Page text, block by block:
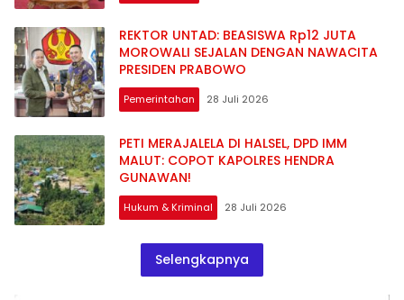
REKTOR UNTAD: BEASISWA Rp12 JUTA
MOROWALI SEJALAN DENGAN NAWACITA
PRESIDEN PRABOWO
Pemerintahan 28 Juli 2026
PETI MERAJALELA DI HALSEL, DPD IMM
MALUT: COPOT KAPOLRES HENDRA
GUNAWAN!
Hukum & Kriminal 28 Juli 2026
Selengkapnya